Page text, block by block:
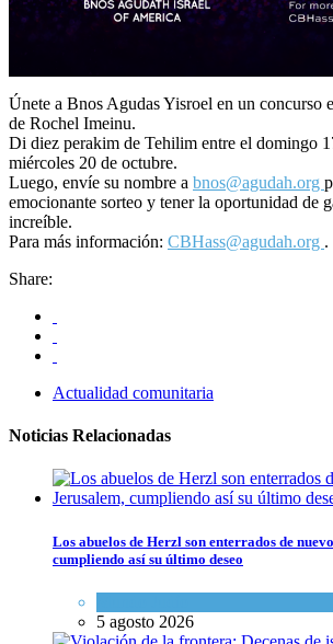
Únete a Bnos Agudas Yisroel en un concurso
de Rochel Imeinu.
Di diez perakim de Tehilim entre el domingo
miércoles 20 de octubre.
Luego, envíe su nombre a bnos@agudah.org
emocionante sorteo y tener la oportunidad de
increíble.
Para más información: CBHass@agudah.org .
Share:
Actualidad comunitaria
Noticias Relacionadas
Los abuelos de Herzl son enterrados de
cumpliendo así su último deseo
5 agosto 2026